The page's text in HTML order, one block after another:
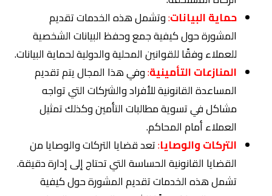
حماية البيانات:وتشمل هذه الخدمات تقديم
المشورة حول كيفية جمع وحفظ البيانات الشخصية
للعملاء وفقًا للقوانين المحلية والدولية لحماية البيانات.
المنازعات التأمينية:وفي هذا المجال يتم تقديم
المساعدة القانونية للأفراد والشركات التي تواجه
مشاكل في تسوية مطالبات التأمين وكذلك تمثيل
العملاء أمام المحاكم.
التركات والوصايا:تعد قضايا التركات والوصايا من
القضايا القانونية الحساسة التي تحتاج إلى إدارة دقيقة.
تشمل هذه الخدمات تقديم المشورة حول كيفية